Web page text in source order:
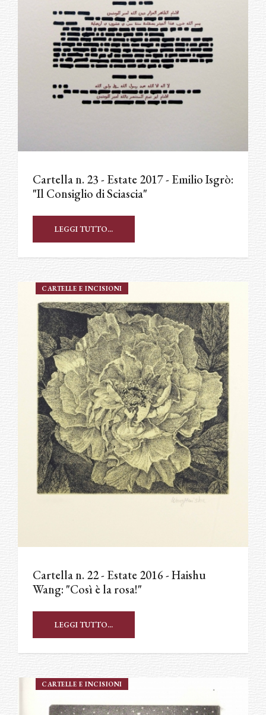
Cartella n. 23 - Estate 2017 - Emilio Isgrò:
"Il Consiglio di Sciascia"
LEGGI TUTTO...
CARTELLE E INCISIONI
Cartella n. 22 - Estate 2016 - Haishu
Wang: "Così è la rosa!"
LEGGI TUTTO...
CARTELLE E INCISIONI